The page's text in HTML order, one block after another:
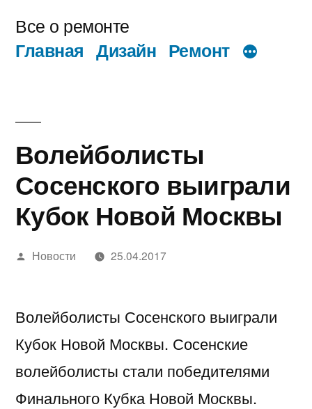
содержимому
Все о ремонте
Главная Дизайн Ремонт
Волейболисты
Сосенского выиграли
Кубок Новой Москвы
Написано
Новости 25.04.2017
Волейболисты Сосенского выиграли
Кубок Новой Москвы. Сосенские
волейболисты стали победителями
Финального Кубка Новой Москвы.